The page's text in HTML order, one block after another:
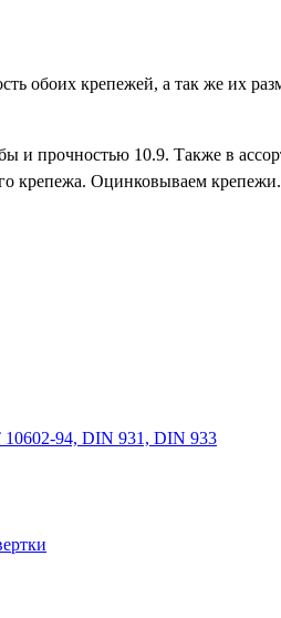
обоих крепежей, а так же их
и прочностью 10.9. Также в
Оцинковываем крепежи.
94, DIN 931, DIN 933